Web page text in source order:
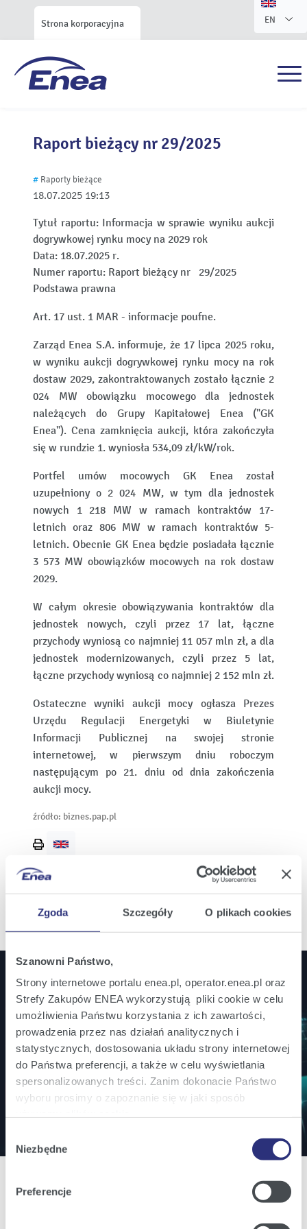
Zgoda Szczegóły O plikach cookies
Szanowni Państwo,
Strony internetowe portalu enea.pl, operator.enea.pl oraz
Strefy Zakupów ENEA wykorzystują pliki cookie w celu
umożliwienia Państwu korzystania z ich zawartości,
prowadzenia przez nas działań analitycznych i
statystycznych, dostosowania układu strony internetowej
do Państwa preferencji, a także w celu wyświetlania
spersonalizowanych treści. Zanim dokonacie Państwo
wyboru prosimy o zapoznanie się w jaki sposób
Szczegółowe informacje na ten temat znajdziecie
Polityce
zgody
Niezbędne
Preferencje
Strona korporacyjna EN
Raport bieżący nr 29/2025
18.07.2025 19:13
# Raporty bieżące
Tytuł raportu: Informacja w sprawie wyniku aukcji
dogrywkowej rynku mocy na 2029 rok
Data: 18.07.2025 r.
Numer raportu: Raport bieżący nr 29/2025
Podstawa prawna
Art. 17 ust. 1 MAR - informacje poufne.
Zarząd Enea S.A. informuje, że 17 lipca 2025 roku,
w wyniku aukcji dogrywkowej rynku mocy na rok
dostaw 2029, zakontraktowanych zostało łącznie 2
024 MW obowiązku mocowego dla jednostek
należących do Grupy Kapitałowej Enea ("GK
Enea"). Cena zamknięcia aukcji, która zakończyła
się w rundzie 1. wyniosła 534,09 zł/kW/rok.
Portfel umów mocowych GK Enea został
uzupełniony o 2 024 MW, w tym dla jednostek
nowych 1 218 MW w ramach kontraktów 17-
letnich oraz 806 MW w ramach kontraktów 5-
letnich. Obecnie GK Enea będzie posiadała łącznie
3 573 MW obowiązków mocowych na rok dostaw
2029.
W całym okresie obowiązywania kontraktów dla
jednostek nowych, czyli przez 17 lat, łączne
przychody wyniosą co najmniej 11 057 mln zł, a dla
jednostek modernizowanych, czyli przez 5 lat,
łączne przychody wyniosą co najmniej 2 152 mln zł.
Ostateczne wyniki aukcji mocy ogłasza Prezes
Urzędu Regulacji Energetyki w Biuletynie
Informacji Publicznej na swojej stronie
internetowej, w pierwszym dniu roboczym
następującym po 21. dniu od dnia zakończenia
aukcji mocy.
źródło: biznes.pap.pl
stronę
Jesteś inwestorem? Bądź na bieżąco!
Zamów powiadomienia mailowe o wszystkich
istotnych informacjach ważnych dla inwestorów.
Zapisz się